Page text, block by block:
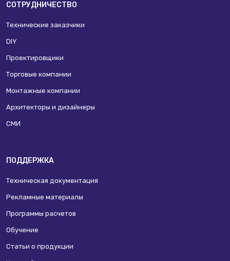
СОТРУДНИЧЕСТВО
Технические заказчики
DIY
Проектировщики
Торговые компании
Монтажные компании
Архитекторы и дизайнеры
СМИ
ПОДДЕРЖКА
Техническая документация
Рекламные материалы
Программы расчетов
Обучение
Статьи о продукции